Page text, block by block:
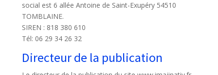
social est 6 allée Antoine de Saint-Exupéry 54510
TOMBLAINE.
SIREN : 818 380 610
Tél: 06 29 34 26 32
Directeur de la publication